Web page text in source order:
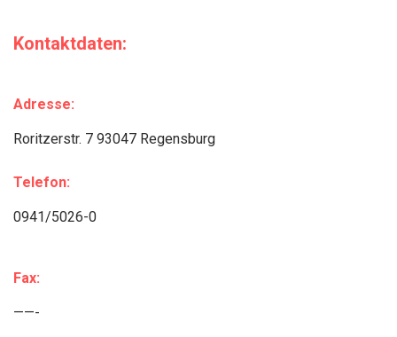
Kontaktdaten:
Adresse:
Roritzerstr. 7 93047 Regensburg
Telefon:
0941/5026-0
Fax:
——-